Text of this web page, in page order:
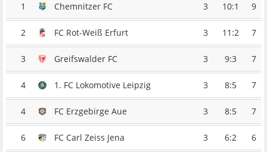
1
Chemnitzer FC 3 10:1 9
2 FC Rot-Weiß Erfurt 3 11:2 7
3 Greifswalder FC 3 9:3 7
4 1. FC Lokomotive Leipzig 3 8:5 7
4 FC Erzgebirge Aue 3 8:5 7
6 FC Carl Zeiss Jena 3 6:2 6